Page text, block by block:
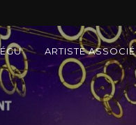
ARTISTE ASSOCIÉ